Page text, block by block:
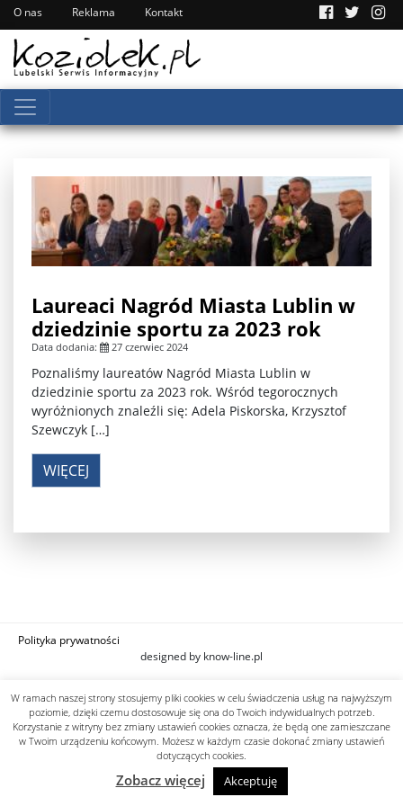
O nas Reklama Kontakt
Laureaci Nagród Miasta Lublin w
dziedzinie sportu za 2023 rok
Data dodania: 27 czerwiec 2024
Poznaliśmy laureatów Nagród Miasta Lublin w
dziedzinie sportu za 2023 rok. Wśród tegorocznych
wyróżnionych znaleźli się: Adela Piskorska, Krzysztof
Szewczyk […]
WIĘCEJ
Polityka prywatności
designed by know-line.pl
W ramach naszej strony stosujemy pliki cookies w celu świadczenia usług na najwyższym
poziomie, dzięki czemu dostosowuje się ona do Twoich indywidualnych potrzeb.
Korzystanie z witryny bez zmiany ustawień cookies oznacza, że będą one zamieszczane
w Twoim urządzeniu końcowym. Możesz w każdym czasie dokonać zmiany ustawień
dotyczących cookies.
Zobacz więcej Akceptuję